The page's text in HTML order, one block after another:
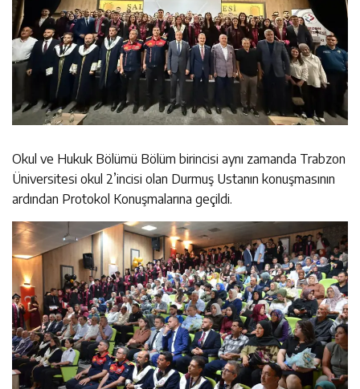
Okul ve Hukuk Bölümü Bölüm birincisi aynı zamanda Trabzon
Üniversitesi okul 2’incisi olan Durmuş Ustanın konuşmasının
ardından Protokol Konuşmalarına geçildi.